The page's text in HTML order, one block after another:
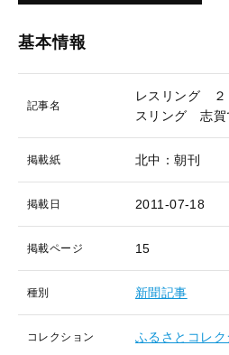
基本情報
記事名
レスリング ２
スリング 志賀
掲載紙 北中：朝刊
掲載日 2011-07-18
掲載ページ 15
種別 新聞記事
コレクション ふるさとコレク